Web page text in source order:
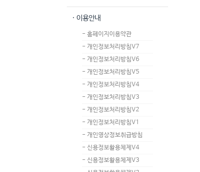
· 이용안내
- 홈페이지이용약관
- 개인정보처리방침V7
- 개인정보처리방침V6
- 개인정보처리방침V5
- 개인정보처리방침V4
- 개인정보처리방침V3
- 개인정보처리방침V2
- 개인정보처리방침V1
- 개인영상정보취급방침
- 신용정보활용체제V4
- 신용정보활용체제V3